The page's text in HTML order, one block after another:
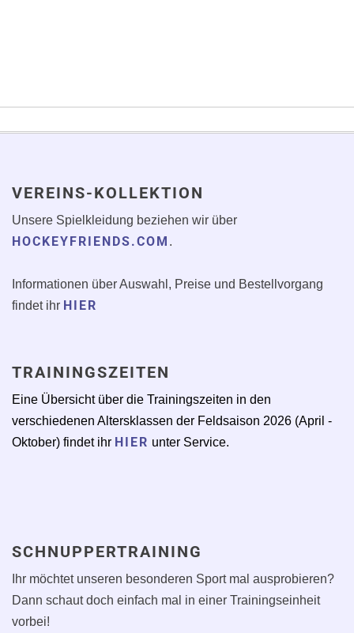
VEREINS-KOLLEKTION
Unsere Spielkleidung beziehen wir über
HOCKEYFRIENDS.COM .
Informationen über Auswahl, Preise und Bestellvorgang
findet ihr HIER
TRAININGSZEITEN
Eine Übersicht über die Trainingszeiten in den
verschiedenen Altersklassen der Feldsaison 2026 (April -
Oktober) findet ihr HIER unter Service.
SCHNUPPERTRAINING
Ihr möchtet unseren besonderen Sport mal ausprobieren?
Dann schaut doch einfach mal in einer Trainingseinheit
vorbei!